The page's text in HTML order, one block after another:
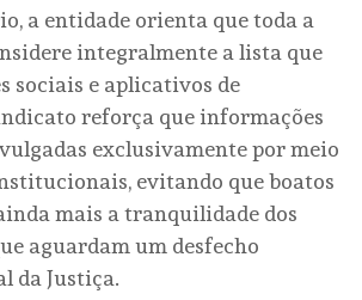
a entidade orienta que toda a
integralmente a lista que
sociais e aplicativos de
reforça que informações
exclusivamente por meio
evitando que boatos
mais a tranquilidade dos
aguardam um desfecho
da Justiça.